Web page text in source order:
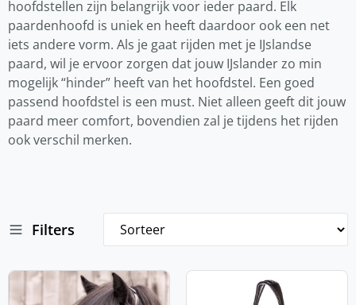
hoofdstellen zijn belangrijk voor ieder paard. Elk
paardenhoofd is uniek en heeft daardoor ook een net
iets andere vorm. Als je gaat rijden met je IJslandse
paard, wil je ervoor zorgen dat jouw IJslander zo min
mogelijk “hinder” heeft van het hoofdstel. Een goed
passend hoofdstel is een must. Niet alleen geeft dit jouw
paard meer comfort, bovendien zal je tijdens het rijden
ook verschil merken.
Filters